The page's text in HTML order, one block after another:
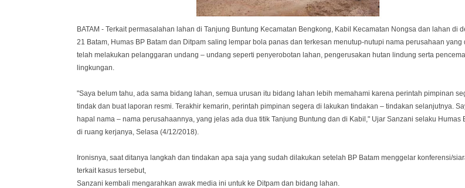
BATAM - Terkait permasalahan lahan di Tanjung Buntung Kecamatan Bengkong, Kabil Kecamatan Nongsa dan lahan di
21 Batam, Humas BP Batam dan Ditpam saling lempar bola panas dan terkesan menutup-nutupi nama perusahaan yang
telah melakukan pelanggaran undang – undang seperti penyerobotan lahan, pengerusakan hutan lindung serta
lingkungan.
"Saya belum tahu, ada sama bidang lahan, semua urusan itu bidang lahan lebih memahami karena perintah pimpinan
tindak dan buat laporan resmi. Terakhir kemarin, perintah pimpinan segera di lakukan tindakan – tindakan selanjutnya.
hapal nama – nama perusahaannya, yang jelas ada dua titik Tanjung Buntung dan di Kabil," Ujar Sanzani selaku Humas
di ruang kerjanya, Selasa (4/12/2018).
Ironisnya, saat ditanya langkah dan tindakan apa saja yang sudah dilakukan setelah BP Batam menggelar konferensi/
terkait kasus tersebut,
Sanzani kembali mengarahkan awak media ini untuk ke Ditpam dan bidang lahan.